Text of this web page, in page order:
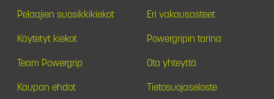
Pelaajien suosikkikiekot Eri vakausasteet
Käytetyt kiekot Powergripin tarina
Team Powergrip Ota yhteyttä
Kaupan ehdot Tietosuojaseloste